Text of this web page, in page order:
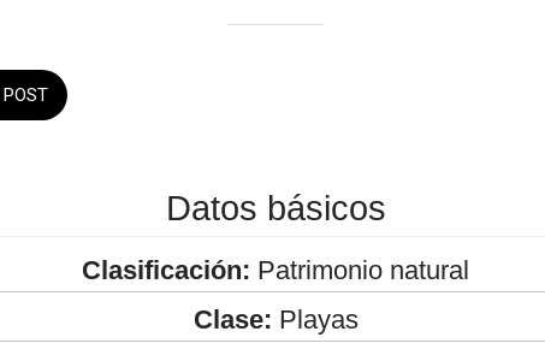
POST
Datos básicos
Clasificación: Patrimonio natural
Clase: Playas